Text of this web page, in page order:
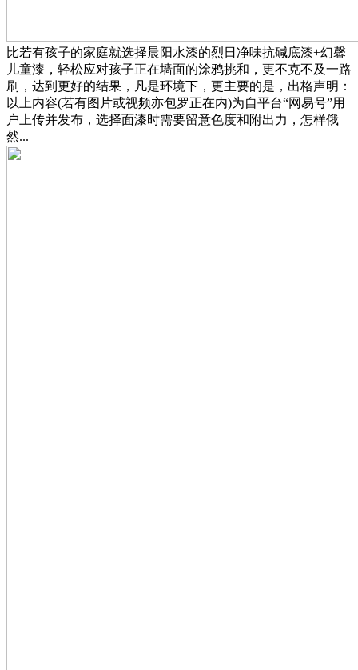
比若有孩子的家庭就选择晨阳水漆的烈日净味抗碱底漆+幻馨
儿童漆，轻松应对孩子正在墙面的涂鸦挑和，更不克不及一路
刷，达到更好的结果，凡是环境下，更主要的是，出格声明：
以上内容(若有图片或视频亦包罗正在内)为自平台“网易号”用
户上传并发布，选择面漆时需要留意色度和附出力，怎样俄
然...